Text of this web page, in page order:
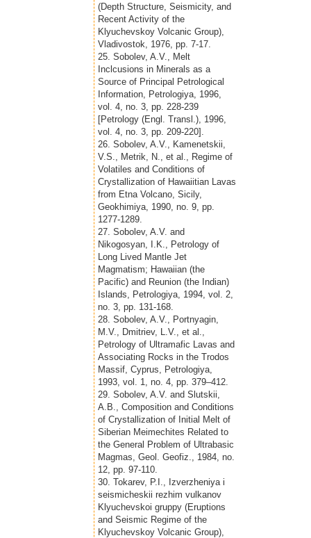
(Depth Structure, Seismicity, and
Recent Activity of the
Klyuchevskoy Volcanic Group),
Vladivostok, 1976, pp. 7-17.
25. Sobolev, A.V., Melt
Inclcusions in Minerals as a
Source of Principal Petrological
Information, Petrologiya, 1996,
vol. 4, no. 3, pp. 228-239
[Petrology (Engl. Transl.), 1996,
vol. 4, no. 3, pp. 209-220].
26. Sobolev, A.V., Kamenetskii,
V.S., Metrik, N., et al., Regime of
Volatiles and Conditions of
Crystallization of Hawaiitian Lavas
from Etna Volcano, Sicily,
Geokhimiya, 1990, no. 9, pp.
1277-1289.
27. Sobolev, A.V. and
Nikogosyan, I.K., Petrology of
Long Lived Mantle Jet
Magmatism; Hawaiian (the
Pacific) and Reunion (the Indian)
Islands, Petrologiya, 1994, vol. 2,
no. 3, pp. 131-168.
28. Sobolev, A.V., Portnyagin,
M.V., Dmitriev, L.V., et al.,
Petrology of Ultramafic Lavas and
Associating Rocks in the Trodos
Massif, Cyprus, Petrologiya,
1993, vol. 1, no. 4, pp. 379–412.
29. Sobolev, A.V. and Slutskii,
A.B., Composition and Conditions
of Crystallization of Initial Melt of
Siberian Meimechites Related to
the General Problem of Ultrabasic
Magmas, Geol. Geofiz., 1984, no.
12, pp. 97-110.
30. Tokarev, P.I., Izverzheniya i
seismicheskii rezhim vulkanov
Klyuchevskoi gruppy (Eruptions
and Seismic Regime of the
Klyuchevskoy Volcanic Group),